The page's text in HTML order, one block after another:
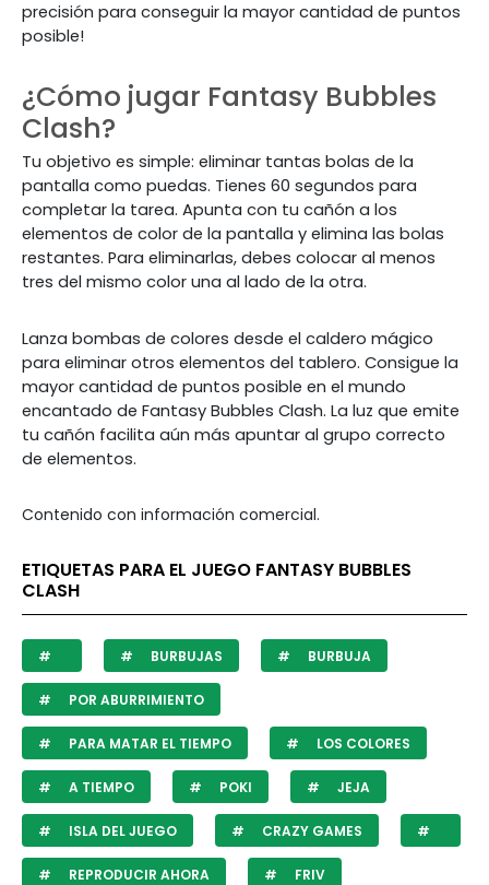
precisión para conseguir la mayor cantidad de puntos
posible!
¿Cómo jugar Fantasy Bubbles
Clash?
Tu objetivo es simple: eliminar tantas bolas de la
pantalla como puedas. Tienes 60 segundos para
completar la tarea. Apunta con tu cañón a los
elementos de color de la pantalla y elimina las bolas
restantes. Para eliminarlas, debes colocar al menos
tres del mismo color una al lado de la otra.
Lanza bombas de colores desde el caldero mágico
para eliminar otros elementos del tablero. Consigue la
mayor cantidad de puntos posible en el mundo
encantado de Fantasy Bubbles Clash. La luz que emite
tu cañón facilita aún más apuntar al grupo correcto
de elementos.
Contenido con información comercial.
ETIQUETAS PARA EL JUEGO FANTASY BUBBLES
CLASH
BURBUJAS BURBUJA
POR ABURRIMIENTO
PARA MATAR EL TIEMPO LOS COLORES
A TIEMPO POKI JEJA
ISLA DEL JUEGO CRAZY GAMES
REPRODUCIR AHORA FRIV